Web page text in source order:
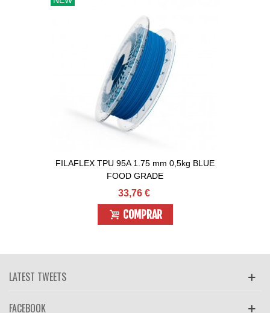
FILAFLEX TPU 95A 1.75 mm 0,5kg BLUE
FOOD GRADE
33,76 €
COMPRAR
LATEST TWEETS
FACEBOOK